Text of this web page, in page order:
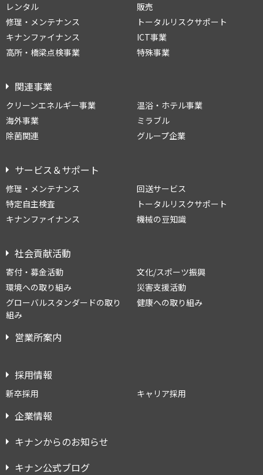
レンタル
販売
修理・メンテナンス
トータルリスクサポート
キナンファイナンス
ICT事業
高所・橋梁点検事業
特殊事業
関連事業
クリーンエネルギー事業
温浴・ホテル事業
海外事業
ミラブル
除菌関連
グループ企業
サービス＆サポート
修理・メンテナンス
回送サービス
特定自主検査
トータルリスクサポート
キナンファイナンス
機械の豆知識
社会貢献活動
寄付・募金活動
文化/スポーツ振興
環境への取り組み
災害支援活動
グローバルスタンダードの取り
組み
健康への取り組み
営業所案内
採用情報
新卒採用 キャリア採用
企業情報
キナンからのお知らせ
キナン公式ブログ